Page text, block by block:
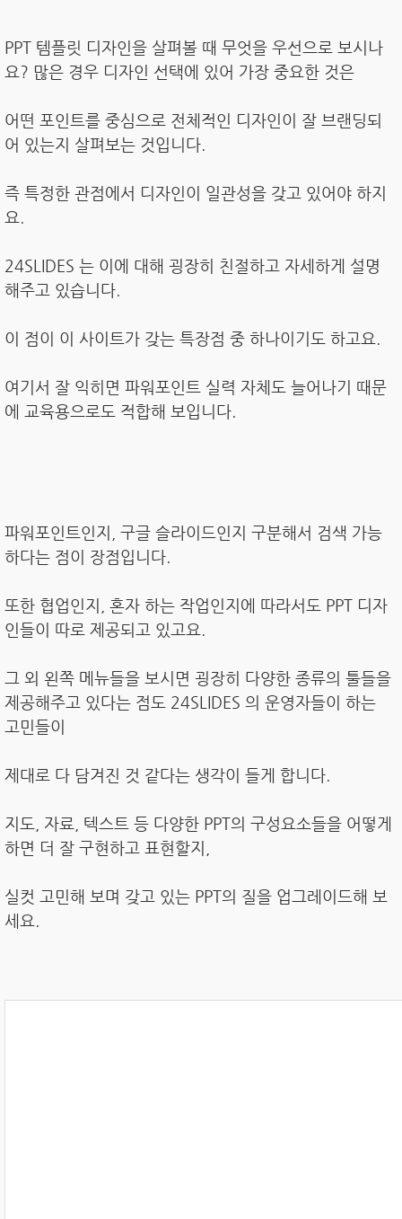
PPT 템플릿 디자인을 살펴볼 때 무엇을 우선으로 보시나
요? 많은 경우 디자인 선택에 있어 가장 중요한 것은
어떤 포인트를 중심으로 전체적인 디자인이 잘 브랜딩되
어 있는지 살펴보는 것입니다.
즉 특정한 관점에서 디자인이 일관성을 갖고 있어야 하지
요.
24SLIDES 는 이에 대해 굉장히 친절하고 자세하게 설명
해주고 있습니다.
이 점이 이 사이트가 갖는 특장점 중 하나이기도 하고요.
여기서 잘 익히면 파워포인트 실력 자체도 늘어나기 때문
에 교육용으로도 적합해 보입니다.
파워포인트인지, 구글 슬라이드인지 구분해서 검색 가능
하다는 점이 장점입니다.
또한 협업인지, 혼자 하는 작업인지에 따라서도 PPT 디자
인들이 따로 제공되고 있고요.
그 외 왼쪽 메뉴들을 보시면 굉장히 다양한 종류의 툴들을
제공해주고 있다는 점도 24SLIDES 의 운영자들이 하는
고민들이
제대로 다 담겨진 것 같다는 생각이 들게 합니다.
지도, 자료, 텍스트 등 다양한 PPT의 구성요소들을 어떻게
하면 더 잘 구현하고 표현할지,
실컷 고민해 보며 갖고 있는 PPT의 질을 업그레이드해 보
세요.